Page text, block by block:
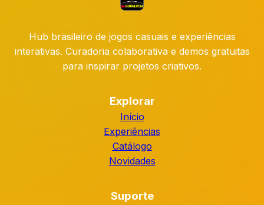
Hub brasileiro de jogos casuais e experiências
interativas. Curadoria colaborativa e demos gratuitas
para inspirar projetos criativos.
Explorar
Início
Experiências
Catálogo
Novidades
Suporte